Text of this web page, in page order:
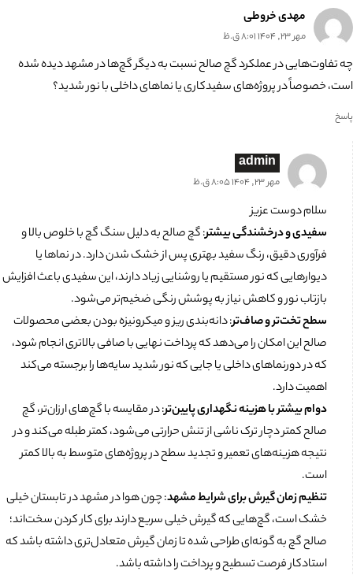
مهدی خروطی
مهر 23, 1404 8:01 ق.ظ
چه تفاوت‌هایی در عملکرد گچ صالح نسبت به دیگر گچ‌ها در مشهد دیده شده
است، خصوصاً در پروژه‌های سفیدکاری یا نماهای داخلی با نور شدید؟
پاسخ
admin
مهر 23, 1404 8:05 ق.ظ
سلام دوست عزیز
سفیدی و درخشندگی بیشتر: گچ صالح به دلیل سنگ گچ با خلوص بالا و
فرآوری دقیق، رنگ سفید بهتری پس از خشک شدن دارد. در نماها یا
دیوارهایی که نور مستقیم یا روشنایی زیاد دارند، این سفیدی باعث افزایش
بازتاب نور و کاهش نیاز به پوشش رنگی ضخیم‌تر می‌شود.
سطح تخت‌تر و صاف‌تر: دانه‌بندی ریز و میکرونیزه بودن بعضی محصولات
صالح این امکان را می‌دهد که پرداخت نهایی با صافی بالاتری انجام شود،
که در دورنماهای داخلی یا جایی که نور شدید سایه‌ها را برجسته می‌کند
اهمیت دارد.
دوام بیشتر با هزینه نگهداری پایین‌تر: در مقایسه با گچ‌های ارزان‌تر، گچ
صالح کمتر دچار ترک ناشی از تنش حرارتی می‌شود، کمتر طبله می‌کند و در
نتیجه هزینه‌های تعمیر و تجدید سطح در پروژه‌های متوسط به بالا کمتر
است.
تنظیم زمان گیرش برای شرایط مشهد: چون هوا در مشهد در تابستان خیلی
خشک است، گچ‌هایی که گیرش خیلی سریع دارند برای کار کردن سخت‌اند؛
صالح گچ به گونه‌ای طراحی شده تا زمان گیرش متعادل‌تری داشته باشد که
استادکار فرصت تسطیح و پرداخت را داشته باشد.